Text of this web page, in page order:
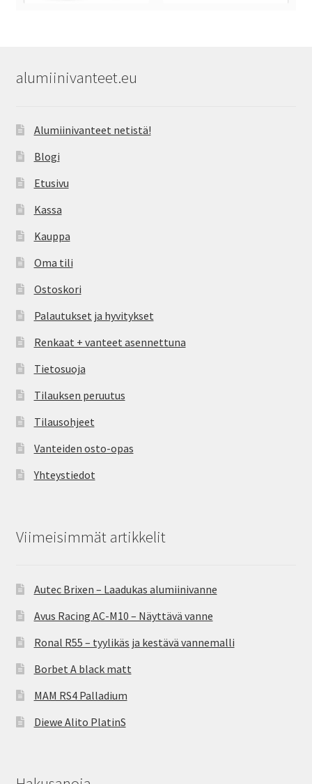
alumiinivanteet.eu
Alumiinivanteet netistä!
Blogi
Etusivu
Kassa
Kauppa
Oma tili
Ostoskori
Palautukset ja hyvitykset
Renkaat + vanteet asennettuna
Tietosuoja
Tilauksen peruutus
Tilausohjeet
Vanteiden osto-opas
Yhteystiedot
Viimeisimmät artikkelit
Autec Brixen – Laadukas alumiinivanne
Avus Racing AC-M10 – Näyttävä vanne
Ronal R55 – tyylikäs ja kestävä vannemalli
Borbet A black matt
MAM RS4 Palladium
Diewe Alito PlatinS